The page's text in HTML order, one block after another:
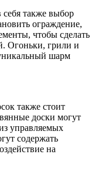
себя также выбор
ограждение,
чтобы сделать
Огоньки, грили и
шарм
также стоит
доски могут
управляемых
содержать
на